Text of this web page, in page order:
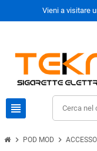
Vieni a visitare
view_headline
chevron_right POD MOD chevron_right